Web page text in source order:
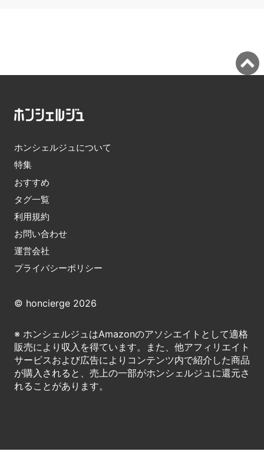
ホンシェルジュについて
特集
おすすめ
タグ一覧
利用規約
お問い合わせ
運営会社
プライバシーポリシー
© honcierge 2026
※ ホンシェルジュはAmazonのアソシエイトとして適格
販売により収入を得ています。また、他アフィリエイト
サービスおよび広告によりコンテンツ内で紹介した商品
が購入されると、売上の一部がホンシェルジュに還元さ
れることがあります。